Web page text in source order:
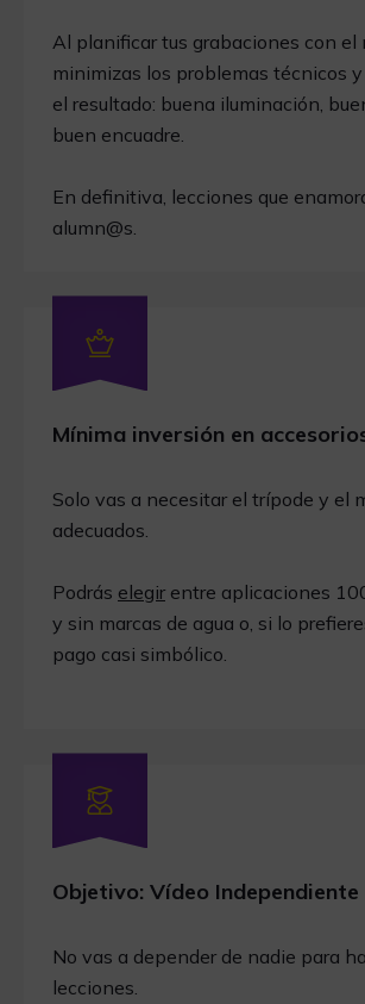
Al planificar tus grabaciones con el
minimizas los problemas técnicos
el resultado: buena iluminación,
buen encuadre.
En definitiva, lecciones que
alumn@s.
Mínima inversión en
Solo vas a necesitar el trípode y el
adecuados.
Podrás elegir entre aplicaciones
y sin marcas de agua o, si lo
pago casi simbólico.
Objetivo: Vídeo Independiente
No vas a depender de nadie para
lecciones.